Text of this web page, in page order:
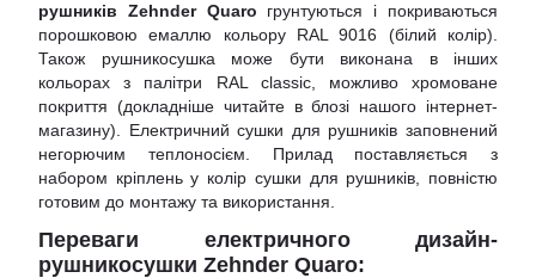
рушників Zehnder Quaro грунтуються і покриваються
порошковою емаллю кольору RAL 9016 (білий колір).
Також рушникосушка може бути виконана в інших
кольорах з палітри RAL classic, можливо хромоване
покриття (докладніше читайте в блозі нашого інтернет-
магазину). Електричний сушки для рушників заповнений
негорючим теплоносієм. Прилад поставляється з
набором кріплень у колір сушки для рушників, повністю
готовим до монтажу та використання.
Переваги електричного дизайн-
рушникосушки Zehnder Quaro: